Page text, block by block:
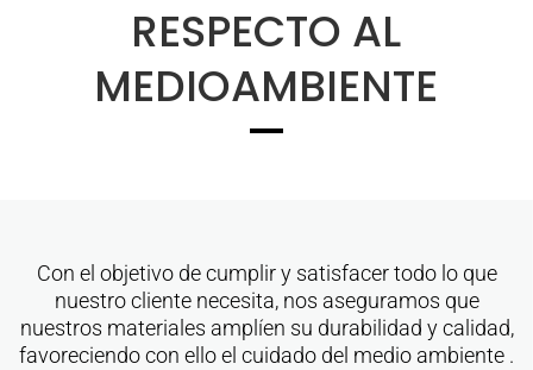
RESPECTO AL
MEDIOAMBIENTE
Con el objetivo de cumplir y satisfacer todo lo que
nuestro cliente necesita, nos aseguramos que
nuestros materiales amplíen su durabilidad y calidad,
favoreciendo con ello el cuidado del medio ambiente .